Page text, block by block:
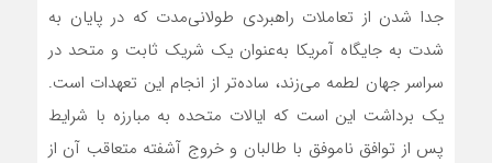
جدا شدن از تعاملات راهبردی طولانی‌مدت که در پایان به
شدت به جایگاه آمریکا به‌عنوان یک شریک ثابت و متحد در
سراسر جهان لطمه می‌زند، ساده‌تر از انجام این تعهدات است.
یک برداشت این است که ایالات متحده به مبارزه با شرایط
پس از توافق ناموفق با طالبان و خروج آشفته متعاقب آن از